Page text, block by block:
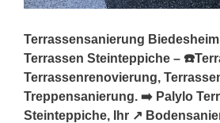
Terrassensanierung
Terrassen Steinteppiche –
Terrassenrenovierung,
Treppensanierung. ➡️ Palylo
Steinteppiche, Ihr ↗️